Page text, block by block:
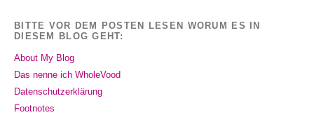
BITTE VOR DEM POSTEN LESEN WORUM ES IN
DIESEM BLOG GEHT:
About My Blog
Das nenne ich WholeVood
Datenschutzerklärung
Footnotes